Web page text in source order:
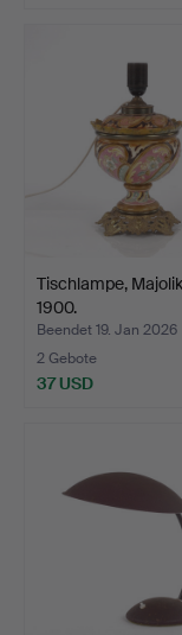
Tischlampe,
1900.
Beendet 19. Jan 2026
2 Gebote
37 USD